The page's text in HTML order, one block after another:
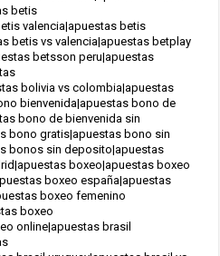
betis
valencia|apuestas betis
betis vs valencia|apuestas betplay
betsson peru|apuestas
bolivia vs colombia|apuestas
bienvenida|apuestas bono de
bono de bienvenida sin
bono gratis|apuestas bono sin
bonos sin deposito|apuestas
boxeo|apuestas boxeo
boxeo españa|apuestas
boxeo femenino
boxeo
online|apuestas brasil